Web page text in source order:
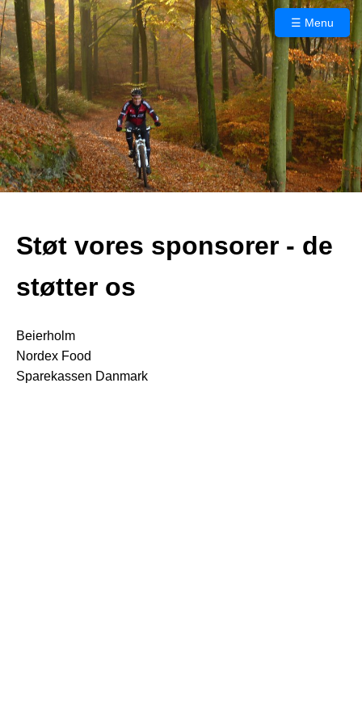
☰ Menu
Støt vores sponsorer - de
støtter os
Beierholm
Nordex Food
Sparekassen Danmark